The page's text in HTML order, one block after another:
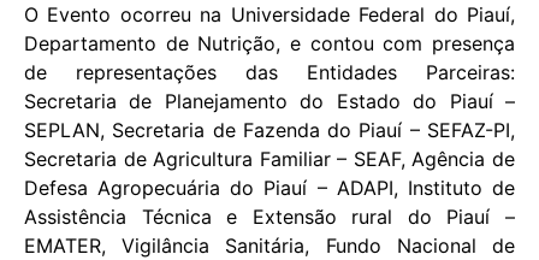
O Evento ocorreu na Universidade Federal do Piauí,
Departamento de Nutrição, e contou com presença
de representações das Entidades Parceiras:
Secretaria de Planejamento do Estado do Piauí –
SEPLAN, Secretaria de Fazenda do Piauí – SEFAZ-PI,
Secretaria de Agricultura Familiar – SEAF, Agência de
Defesa Agropecuária do Piauí – ADAPI, Instituto de
Assistência Técnica e Extensão rural do Piauí –
EMATER, Vigilância Sanitária, Fundo Nacional de